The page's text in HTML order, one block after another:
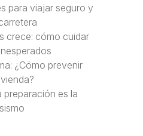
para viajar seguro y
crece: cómo cuidar
¿Cómo prevenir
preparación es la